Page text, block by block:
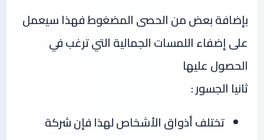
بإضافة بعض من الحصى المضغوط فهذا سيعمل
على إضفاء اللمسات الجمالية التي ترغب في
الحصول عليها
ثانيا الجسور :
تختلف أذواق الأشخاص لهذا فإن شركة